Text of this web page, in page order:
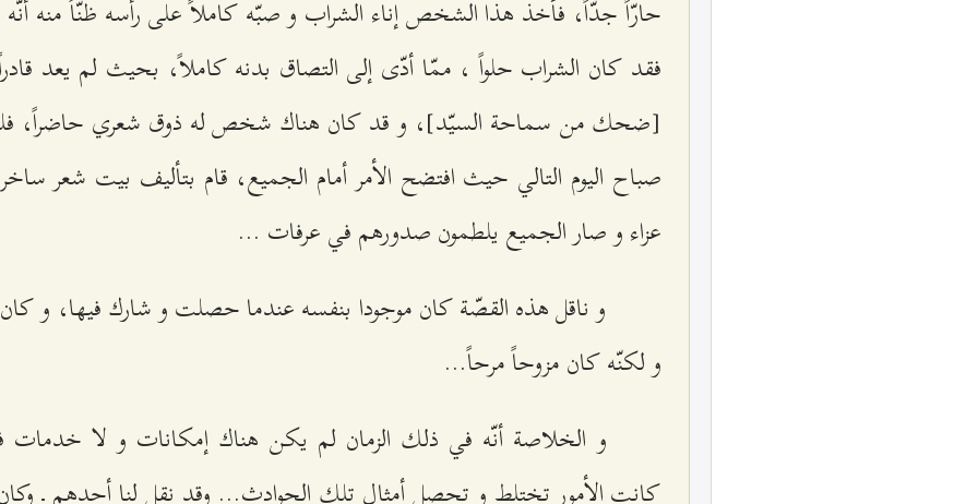
حارّاً جدّاً، فأخذ هذا الشخص إناء الشراب و صبّه كاملاً على رأسه ظنّاً منه أنّه
فقد كان الشراب حلواً ، ممّا أدّى إلى التصاق بدنه كاملاً، بحيث لم يعد
[ضحك من سماحة السيّد]، و قد كان هناك شخص له ذوق شعري حاضراً،
صباح اليوم التالي حيث افتضح الأمر أمام الجميع، قام بتأليف بيت شعر
عزاء و صار الجميع يلطمون صدورهم في عرفات ...
و ناقل هذه القصّة كان موجودا بنفسه عندما حصلت و شارك فيها، و
و لكنّه كان مزوحاً مرحاً...
و الخلاصة أنّه في ذلك الزمان لم يكن هناك إمكانات و لا
كانت الأمور تختلط و تحصل أمثال تلك الحوادث... وقد نقل لنا أحدهم ـ